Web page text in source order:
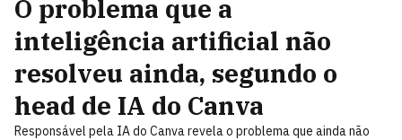
O problema que a
inteligência artificial não
resolveu ainda, segundo o
head de IA do Canva
Responsável pela IA do Canva revela o problema que ainda não